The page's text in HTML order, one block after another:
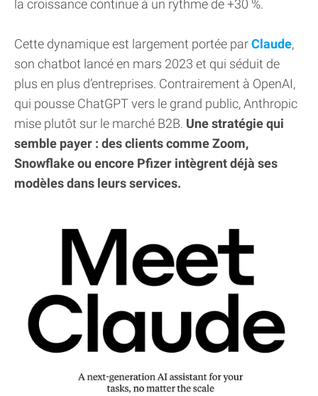
la croissance continue à un rythme de +30 %.
Cette dynamique est largement portée parClaude,
son chatbot lancé en mars 2023 et qui séduit de
plus en plus d’entreprises. Contrairement à OpenAI,
qui pousse ChatGPT vers le grand public, Anthropic
mise plutôt sur le marché B2B. Une stratégie qui
semble payer : des clients comme Zoom,
Snowflake ou encore Pfizer intègrent déjà ses
modèles dans leurs services.